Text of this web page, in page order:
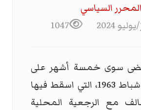
السیاسي
1047
سوى خمسة أشهر على
اطلاق مجزرة شباط 1963، التي اسقط فيها
مع الرجعية المحلية